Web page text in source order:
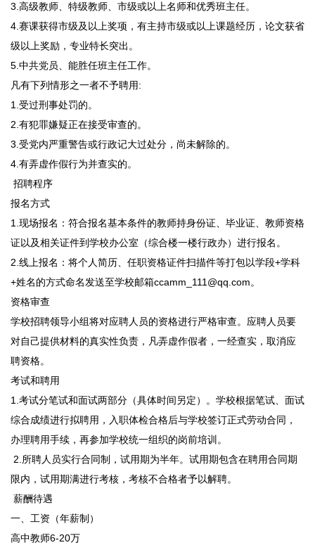
3.高级教师、特级教师、市级或以上名师和优秀班主任。
4.赛课获得市级及以上奖项，有主持市级或以上课题经历，论文获省
级以上奖励，专业特长突出。
5.中共党员、能胜任班主任工作。
凡有下列情形之一者不予聘用:
1.受过刑事处罚的。
2.有犯罪嫌疑正在接受审查的。
3.受党内严重警告或行政记大过处分，尚未解除的。
4.有弄虚作假行为并查实的。
招聘程序
报名方式
1.现场报名：符合报名基本条件的教师持身份证、毕业证、教师资格
证以及相关证件到学校办公室（综合楼一楼行政办）进行报名。
2.线上报名：将个人简历、任职资格证件扫描件等打包以学段+学科
+姓名的方式命名发送至学校邮箱ccamm_111@qq.com。
资格审查
学校招聘领导小组将对应聘人员的资格进行严格审查。应聘人员要
对自己提供材料的真实性负责，凡弄虚作假者，一经查实，取消应
聘资格。
考试和聘用
1.考试分笔试和面试两部分（具体时间另定）。学校根据笔试、面试
综合成绩进行拟聘用，入职体检合格后与学校签订正式劳动合同，
办理聘用手续，再参加学校统一组织的岗前培训。
2.所聘人员实行合同制，试用期为半年。试用期包含在聘用合同期
限内，试用期满进行考核，考核不合格者予以解聘。
薪酬待遇
一、工资（年薪制）
高中教师6-20万